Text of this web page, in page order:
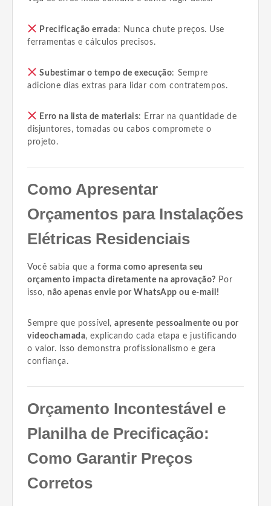
Precificação errada: Nunca chute preços. Use
ferramentas e cálculos precisos.
Subestimar o tempo de execução: Sempre
adicione dias extras para lidar com contratempos.
Erro na lista de materiais: Errar na quantidade de
disjuntores, tomadas ou cabos compromete o
projeto.
Como Apresentar
Orçamentos para Instalações
Elétricas Residenciais
Você sabia que aforma como apresenta seu
orçamento impacta diretamente na aprovação? Por
isso,não apenas envie por WhatsApp ou e-mail!
Sempre que possível,apresente pessoalmente ou por
videochamada, explicando cada etapa e justificando
o valor. Isso demonstra profissionalismo e gera
confiança.
Orçamento Incontestável e
Planilha de Precificação:
Como Garantir Preços
Corretos